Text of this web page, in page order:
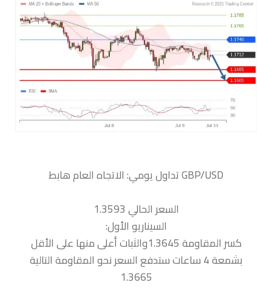
السعر الحالي 1.3593
السيناريو الأول:
كسر المقاومة 1.3645والثبات أعلى منها على الأقل
بشمعة 4 ساعات ستدفع السعر نحو المقاومة التالية
1.3665